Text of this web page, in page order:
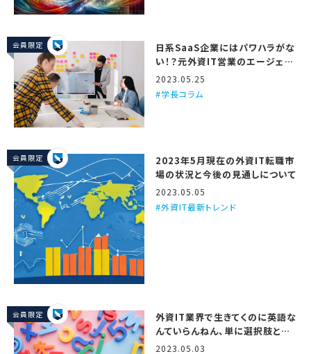
会員限定
日系SaaS企業にはパワハラがな
い！？元外資IT営業のエージェン
トが3つの理由を解説するで！
2023.05.25
学長コラム
会員限定
2023年5月現在の外資IT転職市
場の状況と今後の見通しについて
2023.05.05
外資IT最新トレンド
会員限定
外資IT業界で生きてくのに英語な
んていらんねん、単に選択肢と仕
事の面白さが減るだけや
2023.05.03